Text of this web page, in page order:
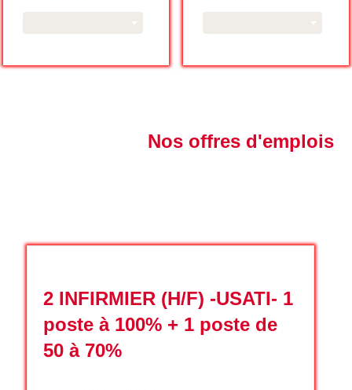
Nos offres d'emplois
2 INFIRMIER (H/F) -USATI- 1
poste à 100% + 1 poste de
50 à 70%